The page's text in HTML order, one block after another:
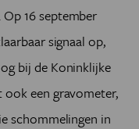
16 september
signaal op,
bij de Koninklijke
een gravometer,
schommelingen in